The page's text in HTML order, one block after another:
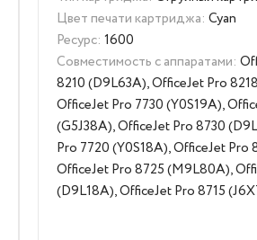
Цвет печати картриджа: Cyan
Ресурс: 1600
Совместимость с аппаратами:
8210 (D9L63A), OfficeJet Pro
OfficeJet Pro 7730 (Y0S19A),
(G5J38A), OfficeJet Pro 8730
Pro 7720 (Y0S18A), OfficeJet Pro
OfficeJet Pro 8725 (M9L80A),
(D9L18A), OfficeJet Pro 8715